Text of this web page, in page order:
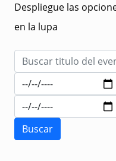
Despliegue las
en la lupa